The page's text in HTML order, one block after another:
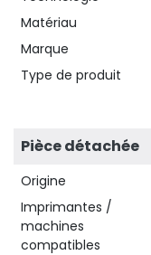
Matériau
Marque
Type de produit
Pièce détachée
Origine
Imprimantes /
machines
compatibles